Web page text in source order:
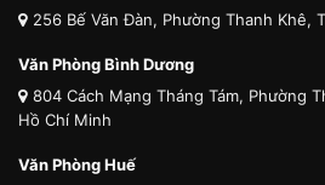
256 Bế Văn Đàn, Phường Thanh Khê,
Văn Phòng Bình Dương
804 Cách Mạng Tháng Tám, Phường
Hồ Chí Minh
Văn Phòng Huế